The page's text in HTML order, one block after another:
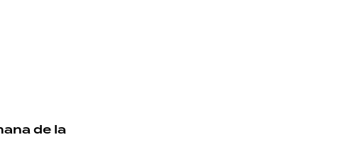
de la